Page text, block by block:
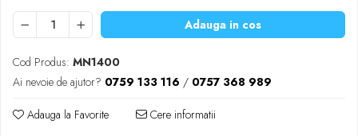
Diverse accesorii auto
Carcase protectie NOCO BOOST
Invertoare Auto
Incarcator masina electrica
Compresoare
Adauga in cos
Cod Produs: MN1400
Ai nevoie de ajutor? 0759 133 116 / 0757 368 989
Adauga la Favorite Cere informatii